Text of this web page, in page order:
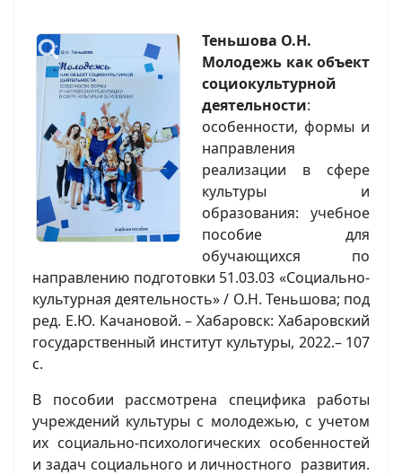
Теньшова О.Н.
Молодежь как объект
социокультурной
деятельности:
особенности, формы и
направления
реализации в сфере
культуры и
образования: учебное
пособие для
обучающихся по
направлению подготовки 51.03.03 «Социально-
культурная деятельность» / О.Н. Теньшова; под
ред. Е.Ю. Качановой. – Хабаровск: Хабаровский
государственный институт культуры, 2022.– 107
с.
В пособии рассмотрена специфика работы
учреждений культуры с молодежью, с учетом
их социально-психологических особенностей
и задач социального и личностного развития.